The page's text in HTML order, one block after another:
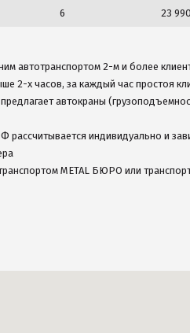
6 23 990
автотранспортом 2-м и более
2-х часов, за каждый час простоя
автокраны
рассчитывается индивидуально и
METAL БЮРО или